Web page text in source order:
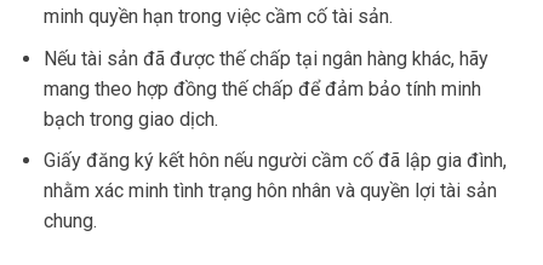
minh quyền hạn trong việc cầm cố tài sản.
Nếu tài sản đã được thế chấp tại ngân hàng khác, hãy
mang theo hợp đồng thế chấp để đảm bảo tính minh
bạch trong giao dịch.
Giấy đăng ký kết hôn nếu người cầm cố đã lập gia đình,
nhằm xác minh tình trạng hôn nhân và quyền lợi tài sản
chung.